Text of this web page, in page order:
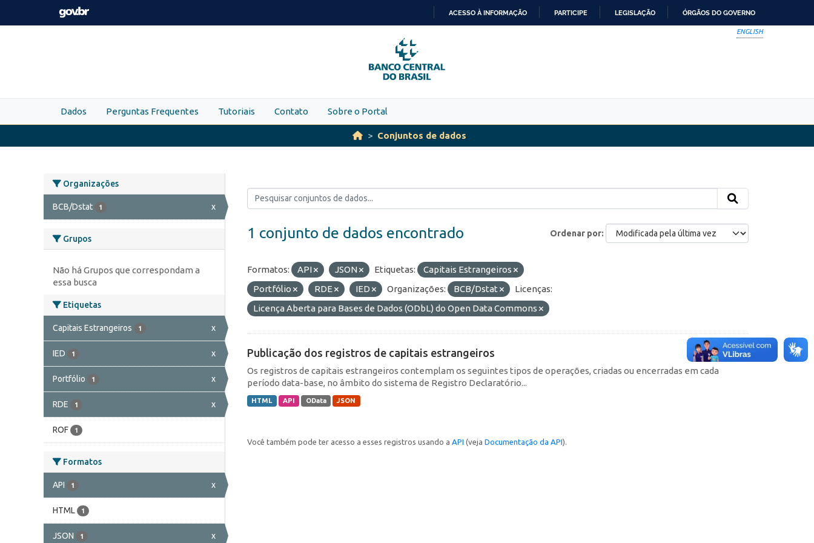
Skip to main content
PARA
O
CONTEÚDO
ACESSO À INFORMAÇÃO PARTICIPE LEGISLAÇÃO ÓRGÃOS DO GOVERNO
ENGLISH
Dados Perguntas Frequentes Tutoriais Contato Sobre o Portal
Conjuntos de dados
Organizações
BCB/Dstat 1 x
Grupos
Não há Grupos que correspondam a
essa busca
Etiquetas
Capitais Estrangeiros 1 x
IED 1 x
Portfólio 1 x
RDE 1 x
ROF 1
Formatos
API 1 x
HTML 1
JSON 1 x
Ordenar por
1 conjunto de dados encontrado
Formatos: API JSON Etiquetas:
Capitais Estrangeiros
Portfólio
RDE IED Organizações: BCB/Dstat
Licenças:
Licença Aberta para Bases de Dados (ODbL) do Open Data Commons
Publicação dos registros de capitais estrangeiros
Os registros de capitais estrangeiros contemplam os seguintes tipos de operações, criadas ou encerradas em cada
período data-base, no âmbito do sistema de Registro Declaratório...
HTML API OData JSON
Você também pode ter acesso a esses registros usando a API (veja Documentação da API).